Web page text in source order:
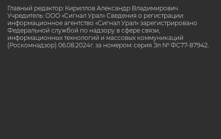
Главный редактор: Кириллов Александр Владимирович
Учредитель: ООО «Сигнал Урал» Сведения о регистрации:
информационное агентство «Сигнал Урал» зарегистрировано
Федеральной службой по надзору в сфере связи,
информационных технологий и массовых коммуникаций
(Роскомнадзор) 06.08.2024г. за номером: серия Эл № ФС77-87942.